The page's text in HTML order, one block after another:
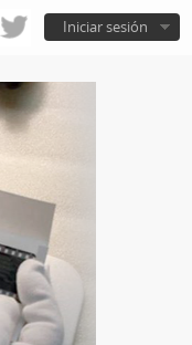
Iniciar sesión